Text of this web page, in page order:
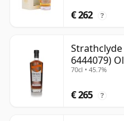
€ 262 ?
6444079)
70cl • 45.7%
€ 265 ?